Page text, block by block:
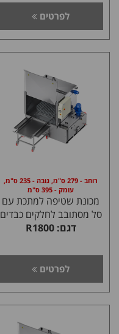
לפרטים
רוחב - 279 ס"מ, גובה - 235 ס"מ,
עומק - 395 ס"מ
מכונת שטיפה למתכת עם
סל מסתובב לחלקים כבדים
דגם: R1800
לפרטים